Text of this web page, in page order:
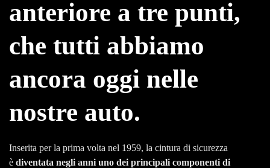
anteriore a tre punti,
che tutti abbiamo
ancora oggi nelle
nostre auto.
Inserita per la prima volta nel 1959, la cintura di sicurezza
è diventata negli anni uno dei principali componenti di